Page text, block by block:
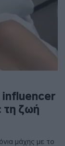
influencer
τη ζωή
μάχης με το